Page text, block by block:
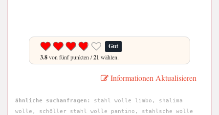
Gut
3.8von fünf punkten /21 wählen.
Informationen Aktualisieren
ähnliche suchanfragen:
stahl wolle limbo, shalima
wolle, schöller stahl wolle pantino, stahlsche wolle